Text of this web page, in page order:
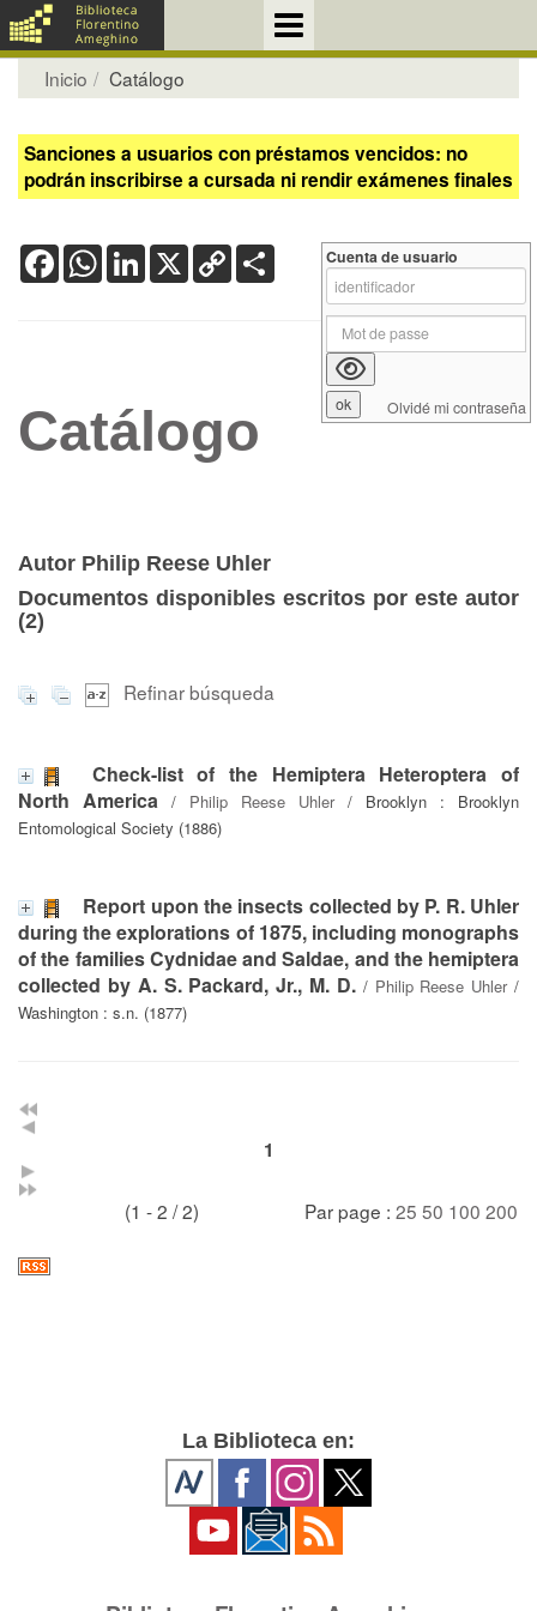
Inicio Catálogo
Sanciones a usuarios con préstamos vencidos: no
podrán inscribirse a cursada ni rendir exámenes finales
FacebookWhatsApp
LinkedIn
X Copy
Link
Catálogo
Autor Philip Reese Uhler
Documentos disponibles escritos por este autor
(2)
Refinar búsqueda
Check-list of the Hemiptera Heteroptera of
North America / Philip Reese Uhler/ Brooklyn : Brooklyn
Entomological Society (1886)
Report upon the insects collected by P. R. Uhler
during the explorations of 1875, including monographs
of the families Cydnidae and Saldae, and the hemiptera
collected by A. S. Packard, Jr., M. D./ Philip Reese Uhler/
Washington : s.n. (1877)
1
(1 - 2 / 2) Par page : 25 50 100 200
Cuenta de usuario
Olvidé mi contraseña
La Biblioteca en: